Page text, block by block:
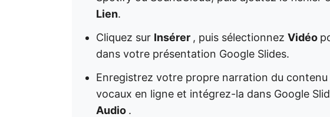
Lien.
Cliquez sur Insérer , puis sélectionnez Vidéo
dans votre présentation Google Slides.
Enregistrez votre propre narration du
vocaux en ligne et intégrez-la dans Google
Audio .